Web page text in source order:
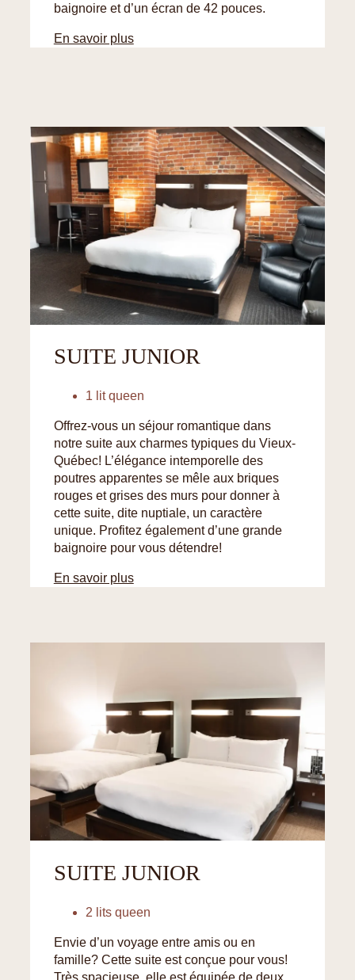
baignoire et d’un écran de 42 pouces.
En savoir plus
SUITE JUNIOR
1 lit queen
Offrez-vous un séjour romantique dans
notre suite aux charmes typiques du Vieux-
Québec! L’élégance intemporelle des
poutres apparentes se mêle aux briques
rouges et grises des murs pour donner à
cette suite, dite nuptiale, un caractère
unique. Profitez également d’une grande
baignoire pour vous détendre!
En savoir plus
SUITE JUNIOR
2 lits queen
Envie d’un voyage entre amis ou en
famille? Cette suite est conçue pour vous!